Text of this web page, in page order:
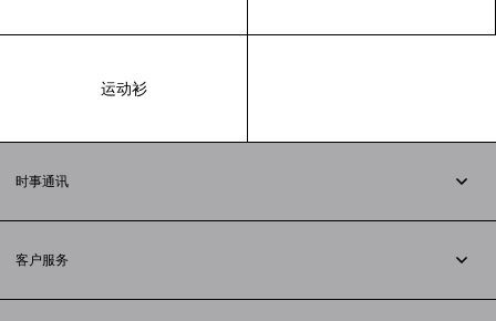
运动衫
时事通讯
客户服务